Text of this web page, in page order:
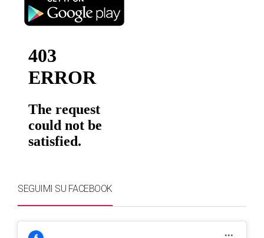
SEGUIMI SU FACEBOOK